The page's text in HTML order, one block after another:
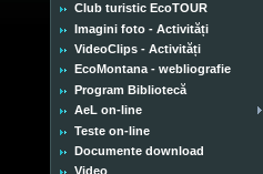
Club turistic EcoTOUR
Imagini foto - Activități
VideoClips - Activități
EcoMontana - webliografie
Program Bibliotecă
AeL on-line
Teste on-line
Documente download
Video